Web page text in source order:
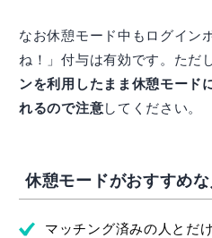
なお休憩モード中もログイン
ね！」付与は有効です。ただし
ンを利用したまま休憩モード
れるので注意してください。
休憩モードがおすすめな
マッチング済みの人とだ